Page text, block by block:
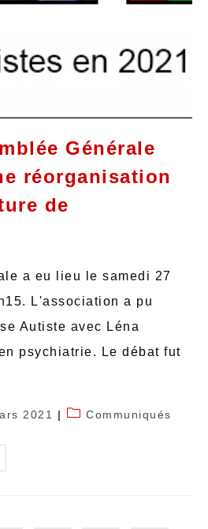
Générale
réorganisation
de
a eu lieu le samedi 27
L'association a pu
Autiste avec Léna
psychiatrie. Le débat fut
2021 Communiqués